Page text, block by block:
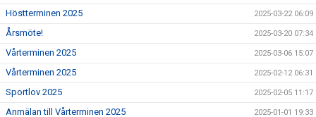
Höstterminen 2025 2025-03-22 06:09
Årsmöte! 2025-03-20 07:34
Vårterminen 2025 2025-03-06 15:07
Vårterminen 2025 2025-02-12 06:31
Sportlov 2025 2025-02-05 11:17
Anmälan till Vårterminen 2025 2025-01-01 19:33